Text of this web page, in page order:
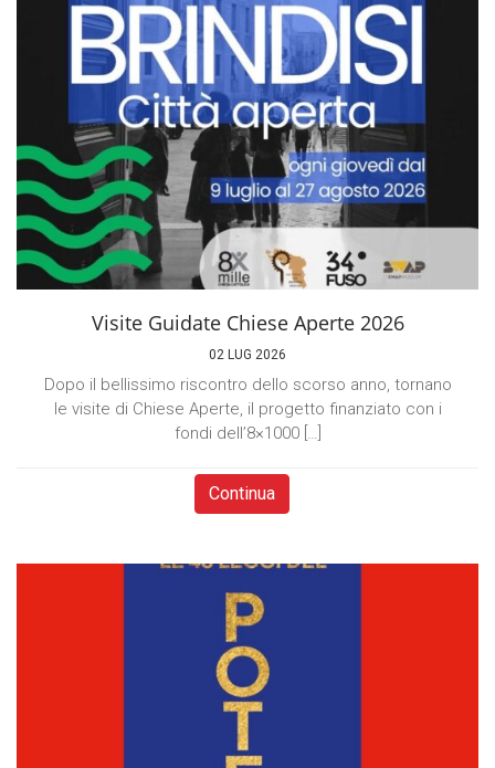
Visite Guidate Chiese Aperte 2026
02 LUG 2026
Dopo il bellissimo riscontro dello scorso anno, tornano
le visite di Chiese Aperte, il progetto finanziato con i
fondi dell’8×1000 […]
Continua